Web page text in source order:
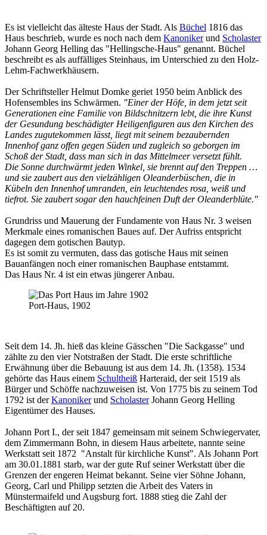
Es ist vielleicht das älteste Haus der Stadt. Als Büchel 1816 das
Haus beschrieb, wurde es noch nach dem Kanonikerund Scholaster
Johann Georg Helling das "Hellingsche-Haus" genannt. Büchel
beschreibt es als auffälliges Steinhaus, im Unterschied zu den Holz-
Lehm-Fachwerkhäusern.
Der Schriftsteller Helmut Domke geriet 1950 beim Anblick des
Hofensembles ins Schwärmen. "Einer der Höfe, in dem jetzt seit
Generationen eine Familie von Bildschnitzern lebt, die ihre Kunst
der Gesundung beschädigter Heiligenfiguren aus den Kirchen des
Landes zugutekommen lässt, liegt mit seinem bezaubernden
Innenhof ganz offen gegen Süden und zugleich so geborgen im
Schoß der Stadt, dass man sich in das Mittelmeer versetzt fühlt.
Die Sonne durchwärmt jeden Winkel, sie brennt auf den Treppen …
und sie zaubert aus den vielzähligen Oleanderbüschen, die in
Kübeln den Innenhof umranden, ein leuchtendes rosa, weiß und
tiefrot. Sie zaubert sogar den hauchfeinen Duft der Oleanderblüte."
Grundriss und Mauerung der Fundamente von Haus Nr. 3 weisen
Merkmale eines romanischen Baues auf. Der Aufriss entspricht
dagegen dem gotischen Bautyp.
Es ist somit zu vermuten, dass das gotische Haus mit seinen
Bauanfängen noch einer romanischen Bauphase entstammt.
Das Haus Nr. 4 ist ein etwas jüngerer Anbau.
Port-Haus, 1902
Seit dem 14. Jh. hieß das kleine Gässchen "Die Sackgasse" und
zählte zu den vier Notstraßen der Stadt. Die erste schriftliche
Erwähnung über die Bebauung ist aus dem 14. Jh. (1358). 1534
gehörte das Haus einem Schultheiß Harteraid, der seit 1519 als
Bürger und Schöffe nachzuweisen ist. Von 1775 bis zu seinem Tod
1792 ist derKanonikerund ScholasterJohann Georg Helling
Eigentümer des Hauses.
Johann Port I., der seit 1847 gemeinsam mit seinem Schwiegervater,
dem Zimmermann Bohn, in diesem Haus arbeitete, nannte seine
Werkstatt seit 1872 "Anstalt für kirchliche Kunst". Als Johann Port
am 30.01.1881 starb, war der gute Ruf seiner Werkstatt über die
Grenzen der engeren Heimat bekannt. Seine vier Söhne Johann,
Georg, Carl und Philipp setzten die Arbeit des Vaters in
Münstermaifeld und Augsburg fort. 1888 stieg die Zahl der
Beschäftigten auf 20.